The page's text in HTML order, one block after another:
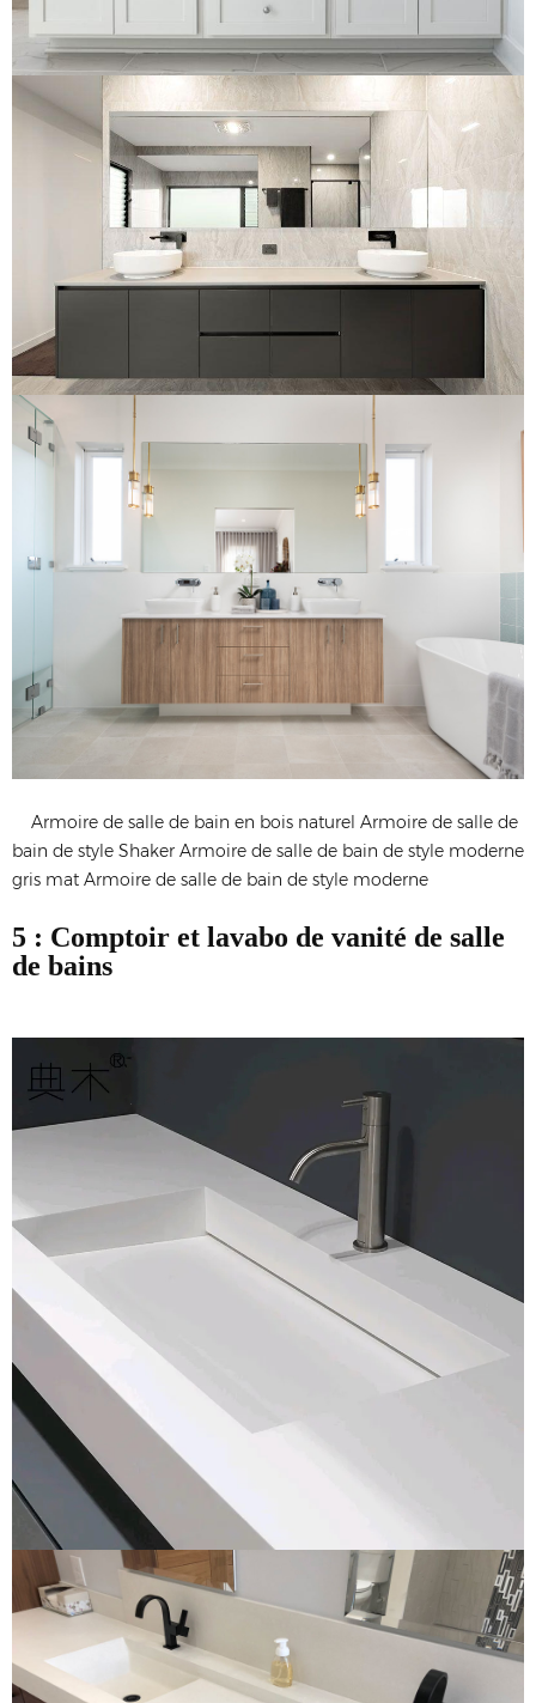
Armoire de salle de bain en bois naturel Armoire de salle de
bain de style Shaker Armoire de salle de bain de style moderne
gris mat Armoire de salle de bain de style moderne
5 : Comptoir et lavabo de vanité de salle
de bains